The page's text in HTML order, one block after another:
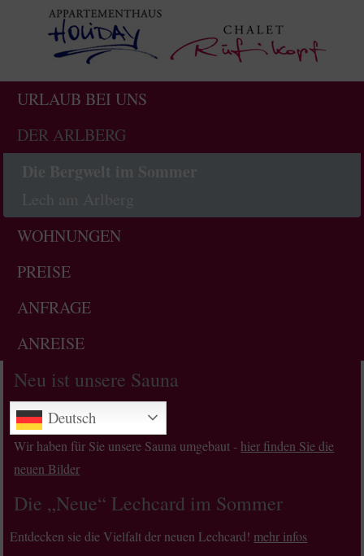
URLAUB BEI UNS
DER ARLBERG
WOHNUNGEN
PREISE
ANFRAGE
ANREISE
Neu ist unsere Sauna
Deutsch
Wir haben für Sie unsere Sauna umgebaut - hier finden Sie die
neuen Bilder
Die „Neue“ Lechcard im Sommer
Entdecken sie die Vielfalt der neuen Lechcard! mehr infos